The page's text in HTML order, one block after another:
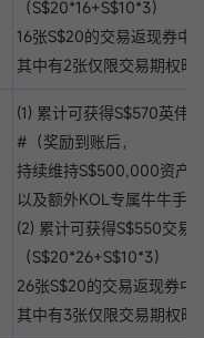
（S$20*16+S$10*3）
16张S$20的交易返现券中
其中有2张仅限交易期权时
(1) 累计可获得S$570英伟
#（奖励到账后，
持续维持S$500,000资产
以及额外KOL专属牛牛手办
(2) 累计可获得S$550交易
（S$20*26+S$10*3）
26张S$20的交易返现券中
其中有3张仅限交易期权时